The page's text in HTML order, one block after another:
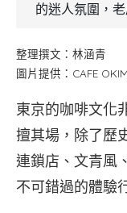
的迷人氛圍，
整理撰文：林涵青
圖片提供：CAFE
東京的咖啡文化
擅其場，除了歷
連鎖店、文青風
不可錯過的體驗